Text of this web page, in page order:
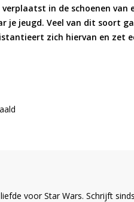
in de schoenen van
je jeugd. Veel van dit soort
zich hiervan en zet
voor Star Wars. Schrijft